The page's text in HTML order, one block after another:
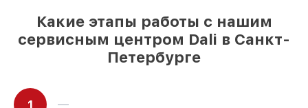
Какие этапы работы с нашим
сервисным центром Dali в Санкт-
Петербурге
1